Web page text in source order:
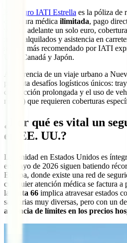
seguro IATI Estrella es la póliza de
cobertura médica ilimitada, pago
viajero adelante un solo euro,
motor alquilados y asistencia en
seguro más recomendado por IATI
UU., Canadá y Japón.
A diferencia de un viaje urbano a
presenta desafíos logísticos únicos:
conducción prolongada y el uso de
motos) que requieren coberturas
¿Por qué es vital un
en EE. UU.?
La sanidad en Estados Unidos es
en mayo de 2026 siguen batiendo
Europa, donde existe una red de
cualquier atención médica se factura
la
Ruta 66 implica atravesar estados
sanitarias muy diversas, pero con un
ausencia de límites en los precios